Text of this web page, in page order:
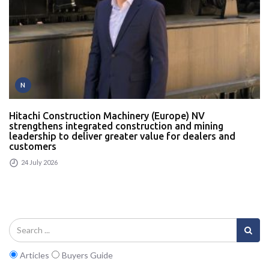
N
Hitachi Construction Machinery (Europe) NV
strengthens integrated construction and mining
leadership to deliver greater value for dealers and
customers
24 July 2026
Articles Buyers Guide